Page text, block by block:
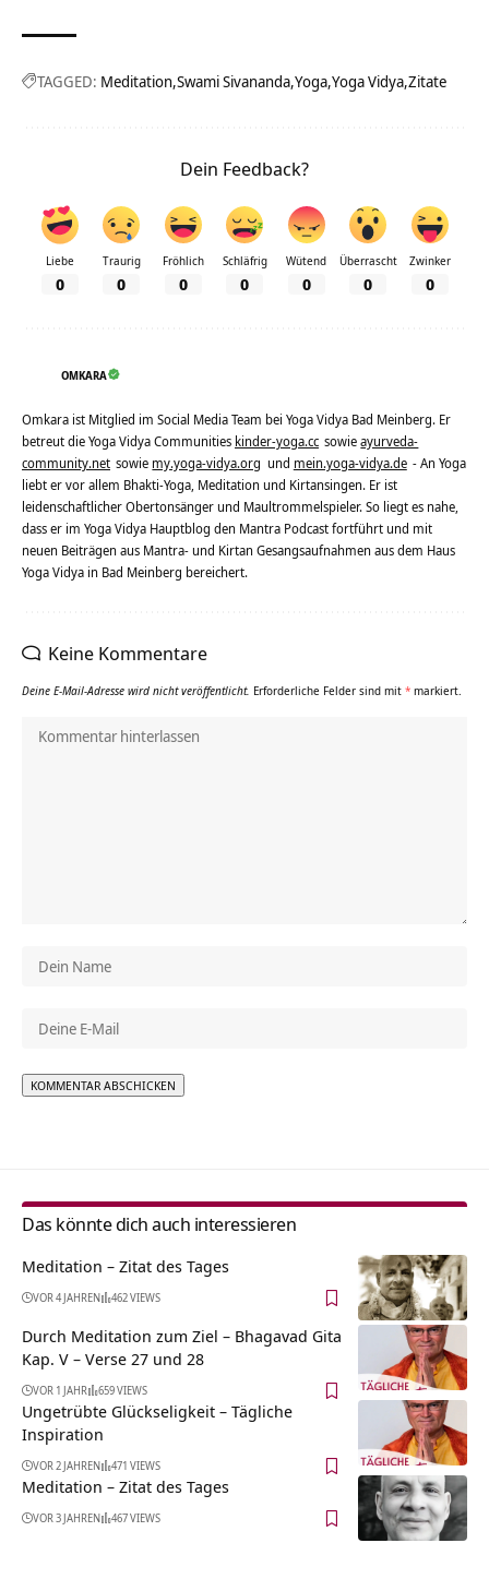
TAGGED: Meditation Swami Sivananda Yoga Yoga Vidya Zitate
Dein Feedback?
Liebe
0
Traurig
0
Fröhlich
0
Schläfrig
0
Wütend
0
Überrascht
0
Zwinker
0
OMKARA
Omkara ist Mitglied im Social Media Team bei Yoga Vidya Bad Meinberg. Er
betreut die Yoga Vidya Communities kinder-yoga.cc sowieayurveda-
community.net sowie my.yoga-vidya.org und mein.yoga-vidya.de - An Yoga
liebt er vor allem Bhakti-Yoga, Meditation und Kirtansingen. Er ist
leidenschaftlicher Obertonsänger und Maultrommelspieler. So liegt es nahe,
dass er im Yoga Vidya Hauptblog den Mantra Podcast fortführt und mit
neuen Beiträgen aus Mantra- und Kirtan Gesangsaufnahmen aus dem Haus
Yoga Vidya in Bad Meinberg bereichert.
Keine Kommentare
Deine E-Mail-Adresse wird nicht veröffentlicht. Erforderliche Felder sind mit * markiert.
Das könnte dich auch interessieren
Meditation – Zitat des Tages
VOR 4 JAHREN 462 VIEWS
Durch Meditation zum Ziel – Bhagavad Gita
Kap. V – Verse 27 und 28
VOR 1 JAHR 659 VIEWS
Ungetrübte Glückseligkeit – Tägliche
Inspiration
VOR 2 JAHREN 471 VIEWS
Meditation – Zitat des Tages
VOR 3 JAHREN 467 VIEWS